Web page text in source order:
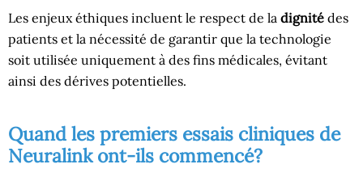
Les enjeux éthiques incluent le respect de la dignité des
patients et la nécessité de garantir que la technologie
soit utilisée uniquement à des fins médicales, évitant
ainsi des dérives potentielles.
Quand les premiers essais cliniques de
Neuralink ont-ils commencé?